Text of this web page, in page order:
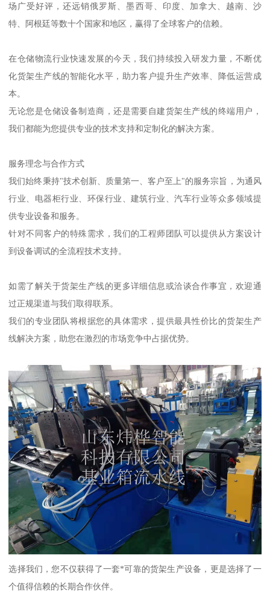
场广受好评，还远销俄罗斯、墨西哥、印度、加拿大、越南、沙
特、阿根廷等数十个国家和地区，赢得了全球客户的信赖。
在仓储物流行业快速发展的今天，我们持续投入研发力量，不断优
化货架生产线的智能化水平，助力客户提升生产效率、降低运营成
本。
无论您是仓储设备制造商，还是需要自建货架生产线的终端用户，
我们都能为您提供专业的技术支持和定制化的解决方案。
服务理念与合作方式
我们始终秉持"技术创新、质量第一、客户至上"的服务宗旨，为通风
行业、电器柜行业、环保行业、建筑行业、汽车行业等众多领域提
供专业设备和服务。
针对不同客户的特殊需求，我们的工程师团队可以提供从方案设计
到设备调试的全流程技术支持。
如需了解关于货架生产线的更多详细信息或洽谈合作事宜，欢迎通
过正规渠道与我们取得联系。
我们的专业团队将根据您的具体需求，提供最具性价比的货架生产
线解决方案，助您在激烈的市场竞争中占据优势。
选择我们，您不仅获得了一套*可靠的货架生产设备，更是选择了一
个值得信赖的长期合作伙伴。